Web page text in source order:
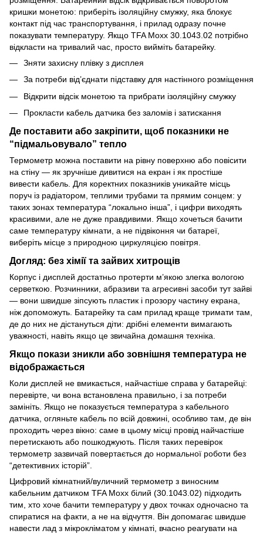
кришки монетою: приберіть ізоляційну смужку, яка блокує
контакт під час транспортування, і прилад одразу почне
показувати температуру. Якщо TFA Moxx 30.1043.02 потрібно
відкласти на тривалий час, просто вийміть батарейку.
Зняти захисну плівку з дисплея
За потреби від’єднати підставку для настінного розміщення
Відкрити відсік монетою та прибрати ізоляційну смужку
Прокласти кабель датчика без заломів і затискання
Де поставити або закріпити, щоб показники не
“підмальовувало” тепло
Термометр можна поставити на рівну поверхню або повісити
на стіну — як зручніше дивитися на екран і як простіше
вивести кабель. Для коректних показників уникайте місць
поруч із радіатором, теплими трубами та прямим сонцем: у
таких зонах температура “локально інша”, і цифри виходять
красивими, але не дуже правдивими. Якщо хочеться бачити
саме температуру кімнати, а не підвіконня чи батареї,
виберіть місце з природною циркуляцією повітря.
Догляд: без хімії та зайвих хитрощів
Корпус і дисплей достатньо протерти м’якою злегка вологою
серветкою. Розчинники, абразиви та агресивні засоби тут зайві
— вони швидше зіпсують пластик і прозору частину екрана,
ніж допоможуть. Батарейку та сам прилад краще тримати там,
де до них не дістануться діти: дрібні елементи вимагають
уважності, навіть якщо це звичайна домашня техніка.
Якщо покази зникли або зовнішня температура не
відображається
Коли дисплей не вмикається, найчастіше справа у батарейці:
перевірте, чи вона встановлена правильно, і за потреби
замініть. Якщо не показується температура з кабельного
датчика, огляньте кабель по всій довжині, особливо там, де він
проходить через вікно: саме в цьому місці провід найчастіше
перетискають або пошкоджують. Після таких перевірок
термометр зазвичай повертається до нормальної роботи без
“детективних історій”.
Цифровий кімнатний/вуличний термометр з виносним
кабельним датчиком TFA Moxx білий (30.1043.02) підходить
тим, хто хоче бачити температуру у двох точках одночасно та
спиратися на факти, а не на відчуття. Він допомагає швидше
навести лад з мікрокліматом у кімнаті, вчасно реагувати на